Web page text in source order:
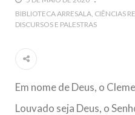
5 DE NOVEMBRO DE 2013
Ano Novo Islâmico e
Islâmico no Brasil parabeniza
no ano novo muçulmano de
todos os irmãos e irmãs um
10 DE NOVEMBRO DE 2013
Falecimento do
BIBLIOTECA ARRESALA CIÊNCIAS
DISCURSOS E PALESTRAS
Em nome de Deus, o
Louvado seja Deus, o